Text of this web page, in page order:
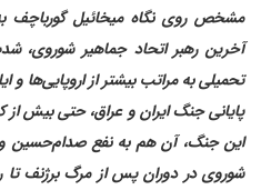
مشخص روی نگاه میخائیل گورباچف
آخرین رهبر اتحاد جماهیر
تحمیلی به مراتب بیشتر از اروپایی‌ها
پایانی جنگ ایران و عراق، حتی بیش از
این جنگ، آن هم به نفع صدام‌‌حسین
شوروی در دوران پس از مرگ برژنف تا